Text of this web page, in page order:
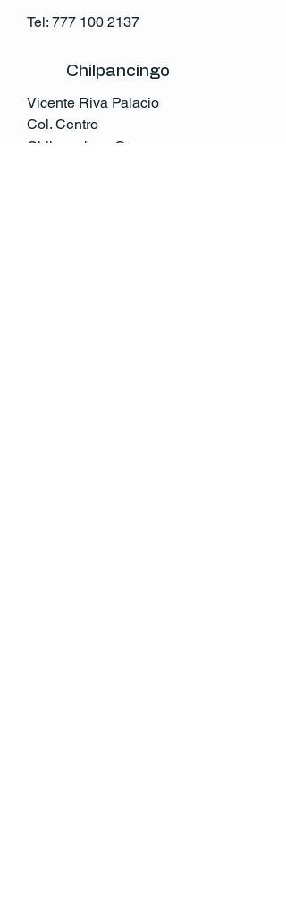
Tel: 777 100 2137
Chilpancingo
Vicente Riva Palacio
Col. Centro
Chilpancingo,Gro.